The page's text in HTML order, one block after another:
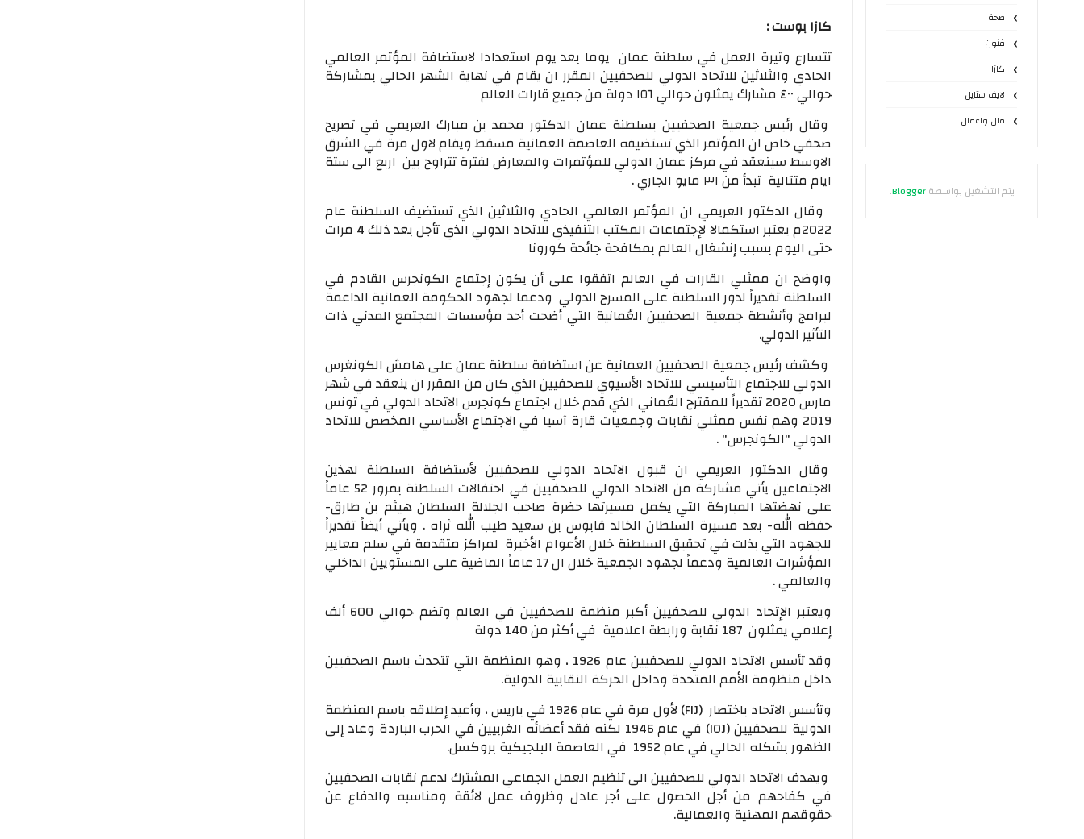
صحة
فنون
كازا
لايف ستايل
مال واعمال
يتم التشغيل بواسطةBlogger
.
كازا بوست :
تتسارع وتيرة العمل في سلطنة عمان يوما بعد يوم استعدادا لاستضافة المؤتمر العالمي
الحادي والثلاثين للاتحاد الدولي للصحفيين المقرر ان يقام في نهاية الشهر الحالي بمشاركة
حوالي ٤٠٠ مشارك يمثلون حوالي ١٥٦ دولة من جميع قارات العالم
وقال رئيس جمعية الصحفيين بسلطنة عمان الدكتور محمد بن مبارك العريمي في تصريح
صحفي خاص ان المؤتمر الذي تستضيفه العاصمة العمانية مسقط ويقام لاول مرة في الشرق
الاوسط سينعقد في مركز عمان الدولي للمؤتمرات والمعارض لفترة تتراوح بين اربع الى ستة
ايام متتالية تبدأ من ٣١ مايو الجاري .
وقال الدكتور العريمي ان المؤتمر العالمي الحادي والثلاثين الذي تستضيف السلطنة عام
2022م يعتبر استكمالا لإجتماعات المكتب التنفيذي للاتحاد الدولي الذي تأجل بعد ذلك 4 مرات
حتى اليوم بسبب إنشغال العالم بمكافحة جائحة كورونا
واوضح ان ممثلي القارات في العالم اتفقوا على أن يكون إجتماع الكونجرس القادم في
السلطنة تقديراً لدور السلطنة على المسرح الدولي ودعما لجهود الحكومة العمانية الداعمة
لبرامج وأنشطة جمعية الصحفيين العُمانية التي أضحت أحد مؤسسات المجتمع المدني ذات
التأثير الدولي.
وكشف رئيس جمعية الصحفيين العمانية عن استضافة سلطنة عمان على هامش الكونغرس
الدولي للاجتماع التأسيسي للاتحاد الأسيوي للصحفيين الذي كان من المقرر ان ينعقد في شهر
مارس 2020 تقديراً للمقترح العُماني الذي قدم خلال اجتماع كونجرس الاتحاد الدولي في تونس
2019 وهم نفس ممثلي نقابات وجمعيات قارة آسيا في الاجتماع الأساسي المخصص للاتحاد
الدولي "الكونجرس" .
وقال الدكتور العريمي ان قبول الاتحاد الدولي للصحفيين لأستضافة السلطنة لهذين
الاجتماعين يأتي مشاركة من الاتحاد الدولي للصحفيين في احتفالات السلطنة بمرور 52 عاماً
على نهضتها المباركة التي يكمل مسيرتها حضرة صاحب الجلالة السلطان هيثم بن طارق-
حفظه الله- بعد مسيرة السلطان الخالد قابوس بن سعيد طيب الله ثراه . ويأتي أيضاً تقديراً
للجهود التي بذلت في تحقيق السلطنة خلال الأعوام الأخيرة لمراكز متقدمة في سلم معايير
المؤشرات العالمية ودعماً لجهود الجمعية خلال ال 17 عاماً الماضية على المستويين الداخلي
والعالمي .
ويعتبر الإتحاد الدولي للصحفيين أكبر منظمة للصحفيين في العالم وتضم حوالي 600 ألف
إعلامي يمثلون 187 نقابة ورابطة اعلامية في أكثر من 140 دولة
وقد تأسس الاتحاد الدولي للصحفيين عام 1926 ، وهو المنظمة التي تتحدث باسم الصحفيين
داخل منظومة الأمم المتحدة وداخل الحركة النقابية الدولية.
وتأسس الاتحاد باختصار (FIJ) لأول مرة في عام 1926 في باريس ، وأعيد إطلاقه باسم المنظمة
الدولية للصحفيين (IOJ) في عام 1946 لكنه فقد أعضائه الغربيين في الحرب الباردة وعاد إلى
الظهور بشكله الحالي في عام 1952 في العاصمة البلجيكية بروكسل.
ويهدف الاتحاد الدولي للصحفيين الى تنظيم العمل الجماعي المشترك لدعم نقابات الصحفيين
في كفاحهم من أجل الحصول على أجر عادل وظروف عمل لائقة ومناسبه والدفاع عن
حقوقهم المهنية والعمالية.